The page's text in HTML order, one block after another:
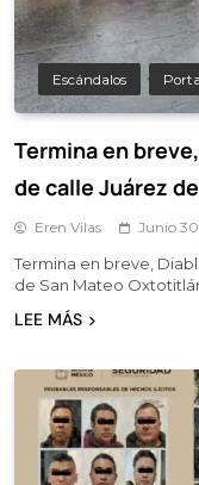
Escándalos
Termina en
de calle Juárez
Eren Vilas Junio
Termina en breve,
de San Mateo
LEE MÁS